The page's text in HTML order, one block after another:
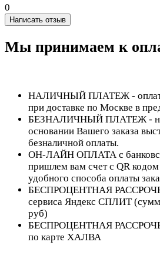
0
Написать отзыв
Мы принимаем к
НАЛИЧНЫЙ ПЛАТЕЖ -
при доставке по Москве в
БЕЗНАЛИЧНЫЙ ПЛАТЕЖ -
основании Вашего заказа
безналичной оплаты.
ОН-ЛАЙН ОПЛАТА с
пришлем вам счет с QR кодом
удобного способа оплаты
БЕСПРОЦЕНТНАЯ
сервиса Яндекс СПЛИТ
руб)
БЕСПРОЦЕНТНАЯ
по карте ХАЛВА